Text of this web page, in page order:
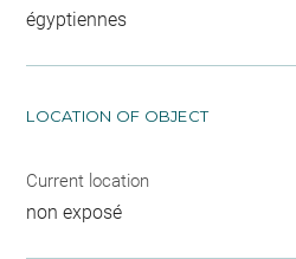
égyptiennes
LOCATION OF OBJECT
Current location
non exposé